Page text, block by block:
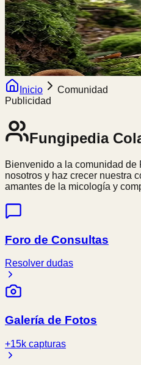
Inicio
Comunidad
Publicidad
Fungipedia
Bienvenido a la comunidad
nosotros y haz crecer nuestra
amantes de la micología y
Foro de Consultas
Resolver dudas
Galería de Fotos
+15k capturas